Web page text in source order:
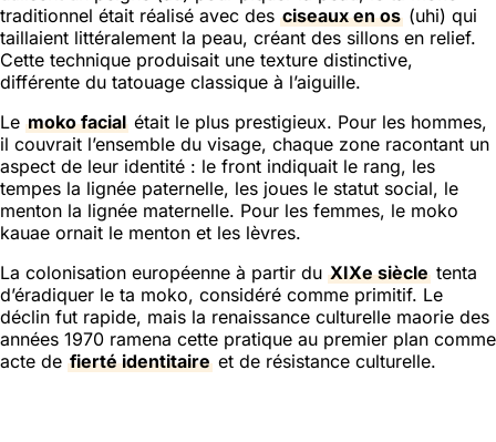
traditionnel était réalisé avec des ciseaux en os (uhi) qui
taillaient littéralement la peau, créant des sillons en relief.
Cette technique produisait une texture distinctive,
différente du tatouage classique à l’aiguille.
Le moko facial était le plus prestigieux. Pour les hommes,
il couvrait l’ensemble du visage, chaque zone racontant un
aspect de leur identité : le front indiquait le rang, les
tempes la lignée paternelle, les joues le statut social, le
menton la lignée maternelle. Pour les femmes, le moko
kauae ornait le menton et les lèvres.
La colonisation européenne à partir du XIXe siècle tenta
d’éradiquer le ta moko, considéré comme primitif. Le
déclin fut rapide, mais la renaissance culturelle maorie des
années 1970 ramena cette pratique au premier plan comme
acte de fierté identitaire et de résistance culturelle.